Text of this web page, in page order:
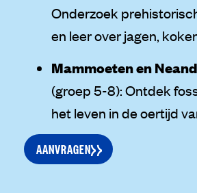
Onderzoek
en leer over jagen,
Mammoeten en
(groep 5-8): Ontdek
het leven in de oertijd
AANVRAGEN